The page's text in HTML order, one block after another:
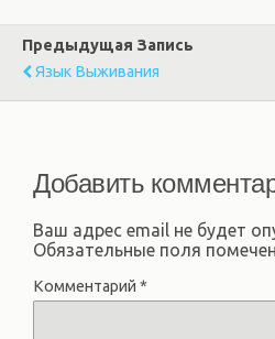
Предыдущая Запись
Язык Выживания
Добавить
Ваш адрес email не будет
Обязательные поля
Комментарий *